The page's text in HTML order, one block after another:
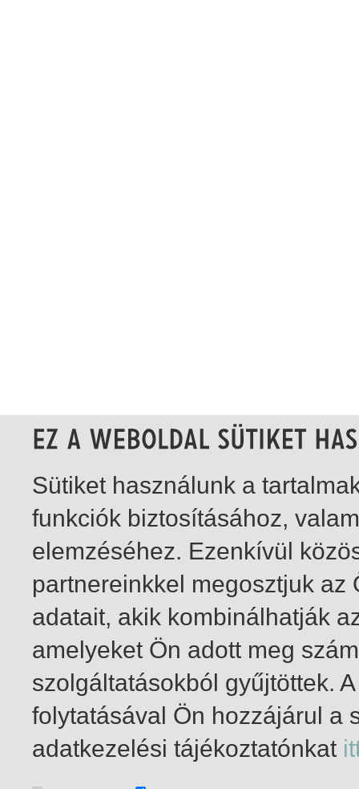
1-4 / total 4 hit
Sütiket használunk a
funkciók biztosításához,
elemzéséhez. Ezenkívül
partnereinkkel megosztjuk
adatait, akik kombinálhatják
amelyeket Ön adott meg
szolgáltatásokból gyűjtöttek.
folytatásával Ön hozzájárul a
adatkezelési tájékoztatónkat